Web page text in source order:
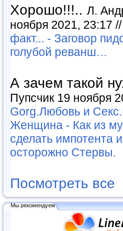
Хорошо!!!.. Л.
ноября 2021, 23:17 //
факт... - Заговор
голубой реванш…
А зачем такой
Пупсчик 19 ноября
Gorg.Любовь и
Женщина - Как из
сделать импотента
осторожно Стервы.
Посмотреть все
Мы рекомендуем